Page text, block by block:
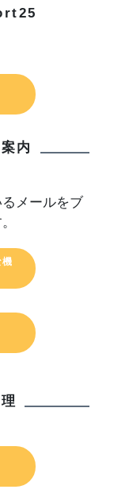
内
メールをブ